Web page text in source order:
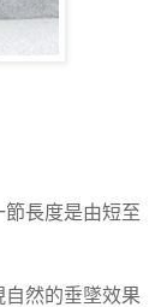
長度是由短至
然的垂墜效果